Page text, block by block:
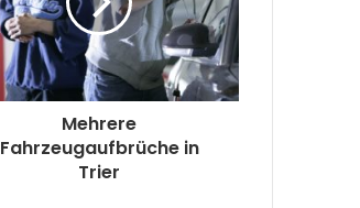
Mehrere
Fahrzeugaufbrüche in
Trier